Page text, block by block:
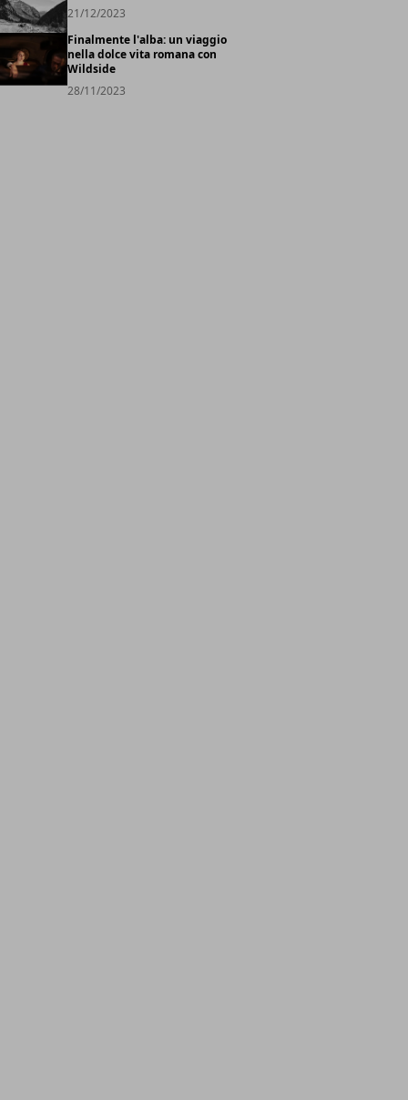
21/12/2023
Finalmente l'alba: un viaggio
nella dolce vita romana con
Wildside
28/11/2023